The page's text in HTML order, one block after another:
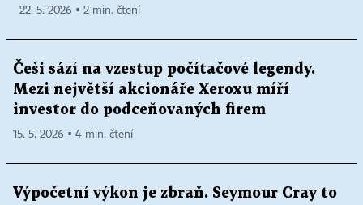
22. 5. 2026 ▪ 2 min. čtení
Češi sází na vzestup počítačové legendy.
Mezi největší akcionáře Xeroxu míří
investor do podceňovaných firem
15. 5. 2026 ▪ 4 min. čtení
Výpočetní výkon je zbraň. Seymour Cray to